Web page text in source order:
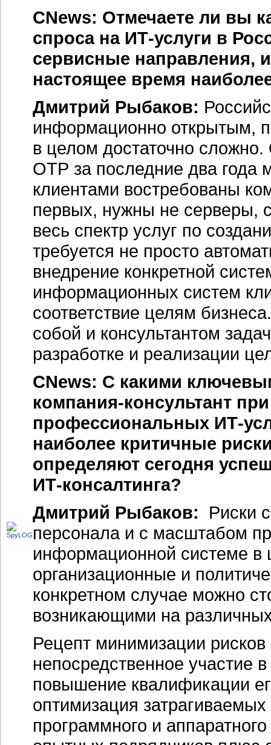
CNews: Отмечаете ли вы
спроса на ИТ-услуги в
сервисные направления,
настоящее время
Дмитрий Рыбаков:
информационно открытым,
в целом достаточно сложно.
ОТР за последние два
клиентами востребованы
первых, нужны не серверы,
весь спектр услуг по
требуется не просто
внедрение конкретной
информационных систем
соответствие целям
собой и консультантом
разработке и реализации
CNews: С какими
компания-консультант
профессиональных ИТ-
наиболее критичные
определяют сегодня
ИТ-консалтинга?
Дмитрий Рыбаков: Риски
персонала и с масштабом
информационной системе в
организационные и
конкретном случае можно
возникающими на
Рецепт минимизации
непосредственное участие
повышение квалификации
оптимизация
программного и